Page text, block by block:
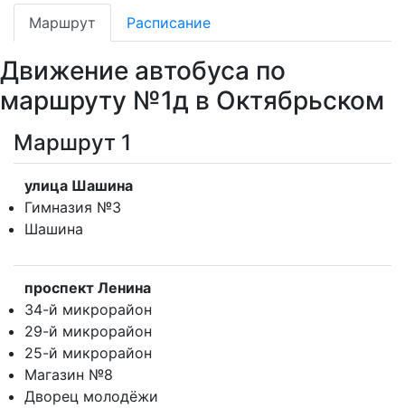
Маршрут Расписание
Движение автобуса по
маршруту №1д в Октябрьском
Маршрут 1
улица Шашина
Гимназия №3
Шашина
проспект Ленина
34-й микрорайон
29-й микрорайон
25-й микрорайон
Магазин №8
Дворец молодёжи